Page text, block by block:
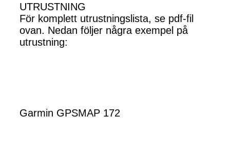
UTRUSTNING
För komplett utrustningslista, se pdf-fil
ovan. Nedan följer några exempel på
utrustning:
Garmin GPSMAP 172